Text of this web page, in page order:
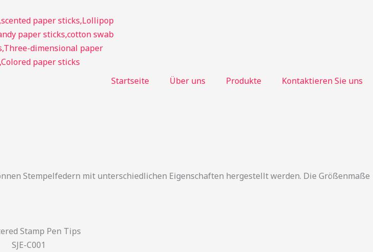
Startseite Über uns Produkte
Kontaktieren Sie uns
Stempelfedern mit unterschiedlichen Eigenschaften hergestellt werden. Die Größenmaße
SJE-C001